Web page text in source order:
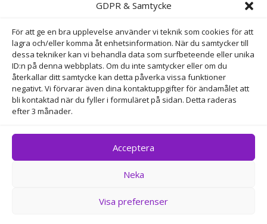
GDPR & Samtycke
För att ge en bra upplevelse använder vi teknik som cookies för att
lagra och/eller komma åt enhetsinformation. När du samtycker till
dessa tekniker kan vi behandla data som surfbeteende eller unika
ID:n på denna webbplats. Om du inte samtycker eller om du
återkallar ditt samtycke kan detta påverka vissa funktioner
negativt. Vi förvarar även dina kontaktuppgifter för ändamålet att
bli kontaktad när du fyller i formuläret på sidan. Detta raderas
efter 3 månader.
Acceptera
Neka
Visa preferenser
info@perfektyta.se
 Bokningsmail
bokning@perfektyta.se
Adress
Copyright © Perfekt Yta 2025 – Alla rättigheter